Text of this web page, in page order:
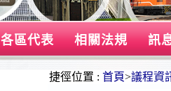
各區代表 相關法規 訊
捷徑位置 : 首頁>議程資